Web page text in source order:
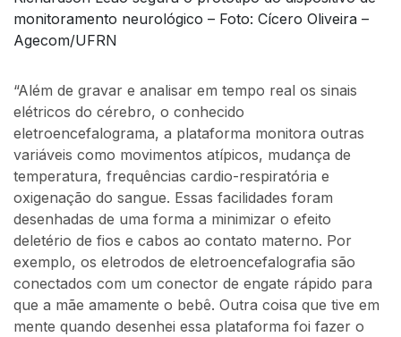
monitoramento neurológico – Foto: Cícero Oliveira –
Agecom/UFRN
“Além de gravar e analisar em tempo real os sinais
elétricos do cérebro, o conhecido
eletroencefalograma, a plataforma monitora outras
variáveis como movimentos atípicos, mudança de
temperatura, frequências cardio-respiratória e
oxigenação do sangue. Essas facilidades foram
desenhadas de uma forma a minimizar o efeito
deletério de fios e cabos ao contato materno. Por
exemplo, os eletrodos de eletroencefalografia são
conectados com um conector de engate rápido para
que a mãe amamente o bebê. Outra coisa que tive em
mente quando desenhei essa plataforma foi fazer o